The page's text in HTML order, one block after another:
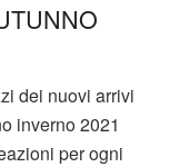
dei nuovi arrivi
inverno 2021
per ogni